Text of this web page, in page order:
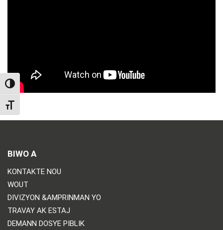
TOGGLE HIGH CONTRAST
TOGGLE FONT SIZE
BIWO A
KONTAKTE NOU
WOUT
DIVIZYON &AMPRINMAN YO
TRAVAY AK ESTAJ
DEMANN DOSYE PIBLIK